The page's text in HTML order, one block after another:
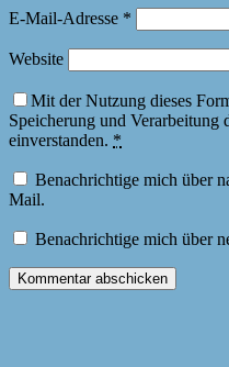
E-Mail-Adresse *
Website
Mit der Nutzung dieses
Speicherung und Verarbeitung
einverstanden. *
Benachrichtige mich über
Mail.
Benachrichtige mich über